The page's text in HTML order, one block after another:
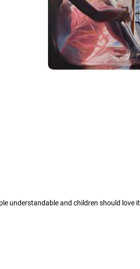
understandable and children should love it